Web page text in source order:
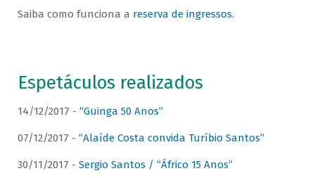
Saiba como funciona a reserva de ingressos.
Espetáculos realizados
14/12/2017 - “Guinga 50 Anos”
07/12/2017 - “Alaíde Costa convida Turíbio Santos”
30/11/2017 - Sergio Santos / “Áfrico 15 Anos”